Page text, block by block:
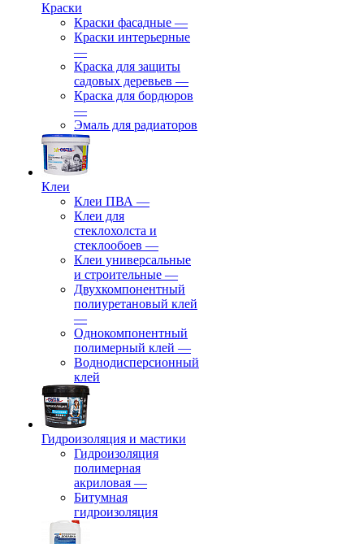
Краски
Краски фасадные —
Краски интерьерные
—
Краска для защиты
садовых деревьев —
⁠Краска для бордюров
—
Эмаль для радиаторов
Клеи
Клеи ПВА —
Клеи для
стеклохолста и
стеклообоев —
Клеи универсальные
и строительные —
Двухкомпонентный
полиуретановый клей
—
Однокомпонентный
полимерный клей —
Воднодисперсионный
клей
Гидроизоляция и мастики
Гидроизоляция
полимерная
акриловая —
Битумная
гидроизоляция